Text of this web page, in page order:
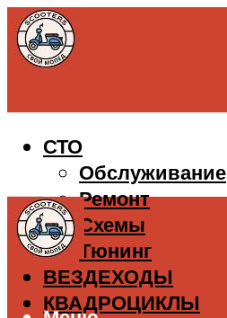
СТО
Обслуживание
Ремонт
Схемы
Тюнинг
ВЕЗДЕХОДЫ
КВАДРОЦИКЛЫ